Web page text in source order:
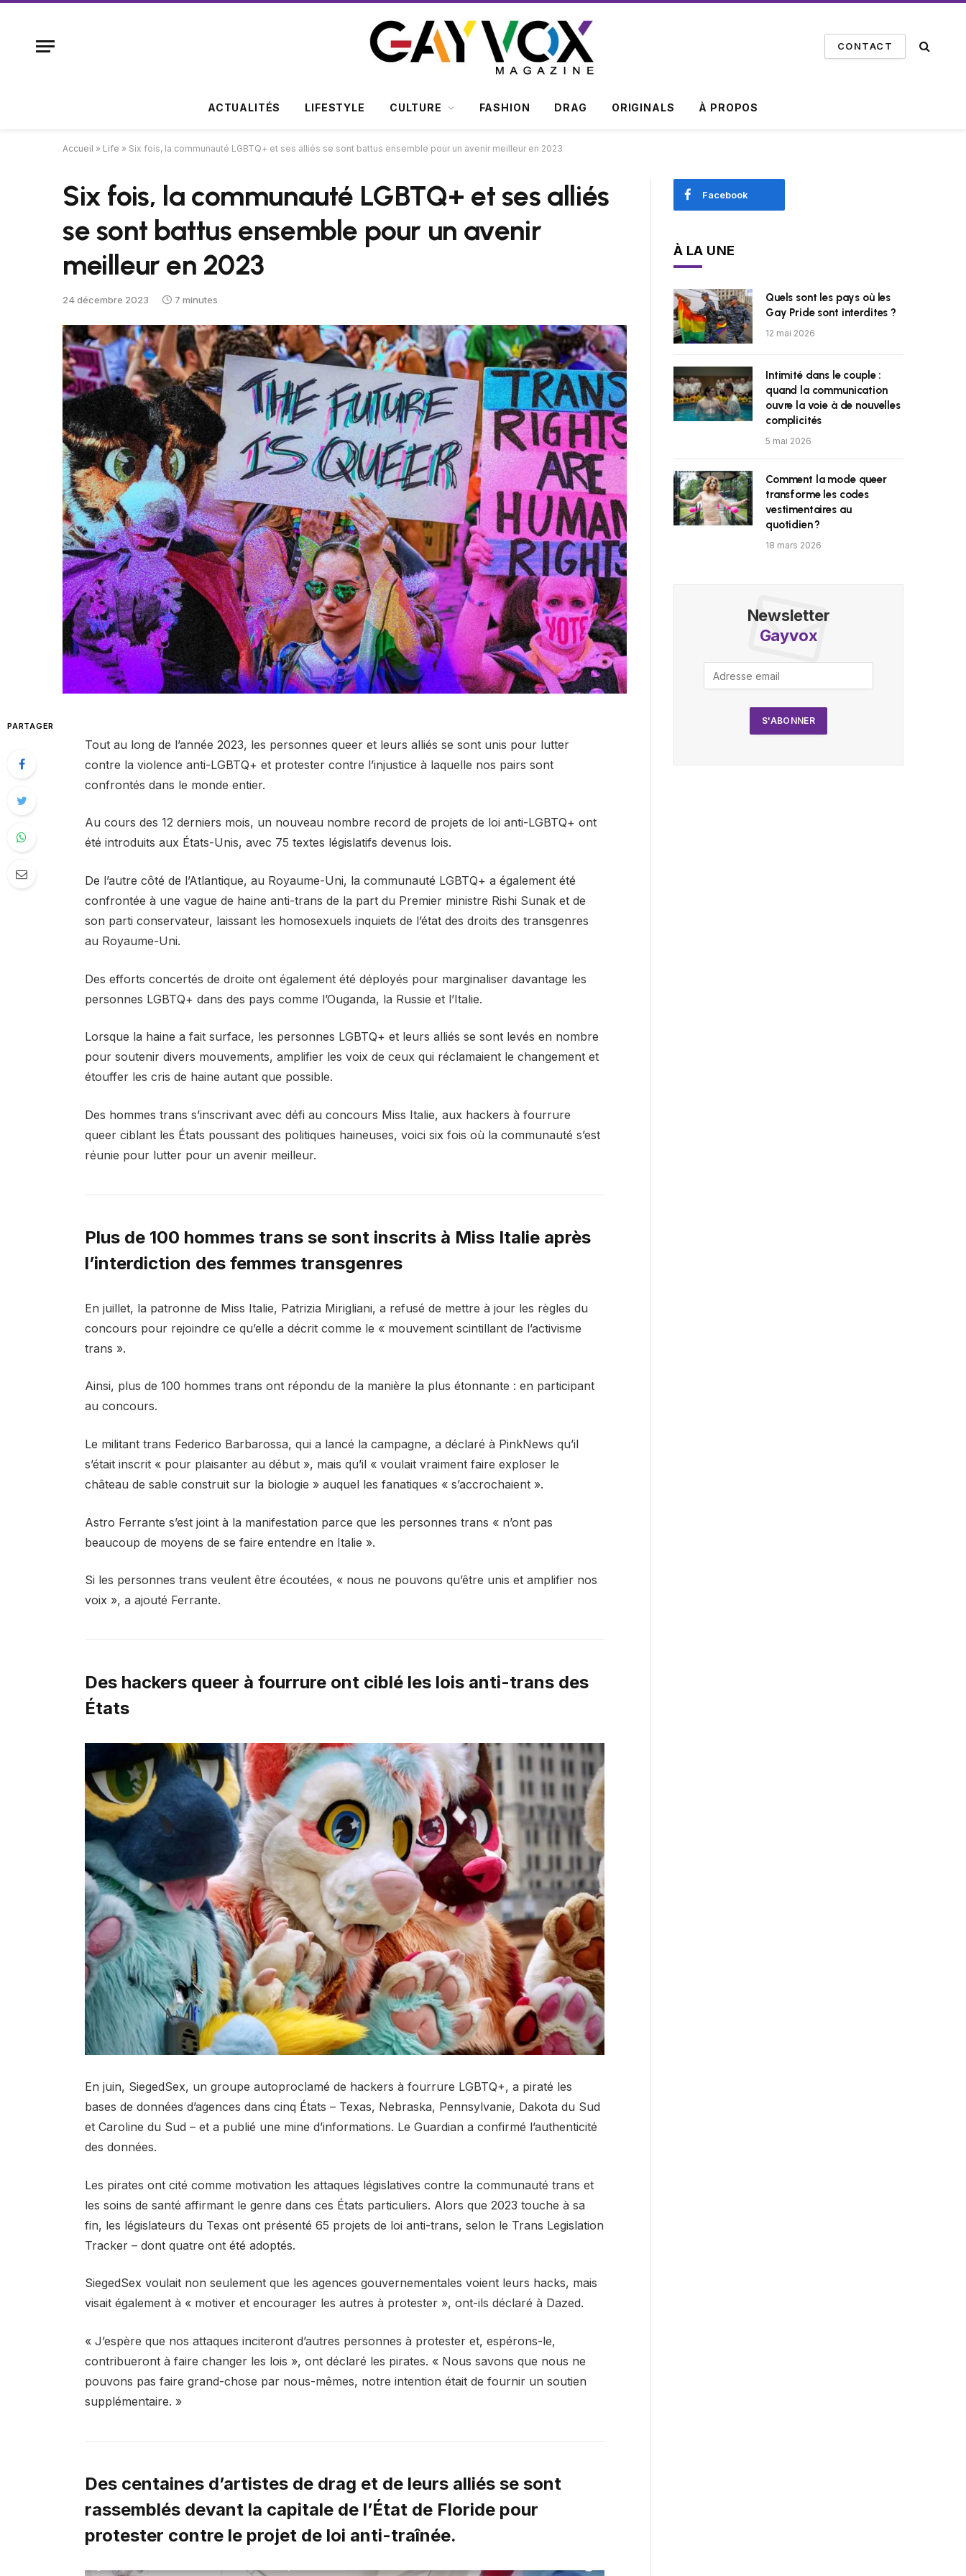
CONTACT
ACTUALITÉS LIFESTYLE CULTURE FASHION DRAG ORIGINALS À PROPOS
Accueil » Life » Six fois, la communauté LGBTQ+ et ses alliés se sont battus ensemble pour un avenir meilleur en 2023
Six fois, la communauté LGBTQ+ et ses alliés
se sont battus ensemble pour un avenir
meilleur en 2023
24 décembre 2023 7 minutes
PARTAGER
Tout au long de l’année 2023, les personnes queer et leurs alliés se sont unis pour lutter
contre la violence anti-LGBTQ+ et protester contre l’injustice à laquelle nos pairs sont
confrontés dans le monde entier.
Au cours des 12 derniers mois, un nouveau nombre record de projets de loi anti-LGBTQ+ ont
été introduits aux États-Unis, avec 75 textes législatifs devenus lois.
De l’autre côté de l’Atlantique, au Royaume-Uni, la communauté LGBTQ+ a également été
confrontée à une vague de haine anti-trans de la part du Premier ministre Rishi Sunak et de
son parti conservateur, laissant les homosexuels inquiets de l’état des droits des transgenres
au Royaume-Uni.
Des efforts concertés de droite ont également été déployés pour marginaliser davantage les
personnes LGBTQ+ dans des pays comme l’Ouganda, la Russie et l’Italie.
Lorsque la haine a fait surface, les personnes LGBTQ+ et leurs alliés se sont levés en nombre
pour soutenir divers mouvements, amplifier les voix de ceux qui réclamaient le changement et
étouffer les cris de haine autant que possible.
Des hommes trans s’inscrivant avec défi au concours Miss Italie, aux hackers à fourrure
queer ciblant les États poussant des politiques haineuses, voici six fois où la communauté s’est
réunie pour lutter pour un avenir meilleur.
Plus de 100 hommes trans se sont inscrits à Miss Italie après
l’interdiction des femmes transgenres
En juillet, la patronne de Miss Italie, Patrizia Mirigliani, a refusé de mettre à jour les règles du
concours pour rejoindre ce qu’elle a décrit comme le « mouvement scintillant de l’activisme
trans ».
Ainsi, plus de 100 hommes trans ont répondu de la manière la plus étonnante : en participant
au concours.
Le militant trans Federico Barbarossa, qui a lancé la campagne, a déclaré à PinkNews qu’il
s’était inscrit « pour plaisanter au début », mais qu’il « voulait vraiment faire exploser le
château de sable construit sur la biologie » auquel les fanatiques « s’accrochaient ».
Astro Ferrante s’est joint à la manifestation parce que les personnes trans « n’ont pas
beaucoup de moyens de se faire entendre en Italie ».
Si les personnes trans veulent être écoutées, « nous ne pouvons qu’être unis et amplifier nos
voix », a ajouté Ferrante.
Des hackers queer à fourrure ont ciblé les lois anti-trans des
États
En juin, SiegedSex, un groupe autoproclamé de hackers à fourrure LGBTQ+, a piraté les
bases de données d’agences dans cinq États – Texas, Nebraska, Pennsylvanie, Dakota du Sud
et Caroline du Sud – et a publié une mine d’informations. Le Guardian a confirmé l’authenticité
des données.
Les pirates ont cité comme motivation les attaques législatives contre la communauté trans et
les soins de santé affirmant le genre dans ces États particuliers. Alors que 2023 touche à sa
fin, les législateurs du Texas ont présenté 65 projets de loi anti-trans, selon le Trans Legislation
Tracker – dont quatre ont été adoptés.
SiegedSex voulait non seulement que les agences gouvernementales voient leurs hacks, mais
visait également à « motiver et encourager les autres à protester », ont-ils déclaré à Dazed.
« J’espère que nos attaques inciteront d’autres personnes à protester et, espérons-le,
contribueront à faire changer les lois », ont déclaré les pirates. « Nous savons que nous ne
pouvons pas faire grand-chose par nous-mêmes, notre intention était de fournir un soutien
supplémentaire. »
Des centaines d’artistes de drag et de leurs alliés se sont
rassemblés devant la capitale de l’État de Floride pour
protester contre le projet de loi anti-traînée.
Facebook
À LA UNE
Quels sont les pays où les
Gay Pride sont interdites ?
12 mai 2026
Intimité dans le couple :
quand la communication
ouvre la voie à de nouvelles
complicités
5 mai 2026
Comment la mode queer
transforme les codes
vestimentaires au
quotidien ?
18 mars 2026
Newsletter
Gayvox